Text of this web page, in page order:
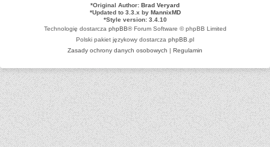
*Original Author: Brad Veryard
*Updated to 3.3.x by MannixMD
*Style version: 3.4.10
Technologię dostarcza phpBB® Forum Software © phpBB Limited
Polski pakiet językowy dostarcza phpBB.pl
Zasady ochrony danych osobowych | Regulamin